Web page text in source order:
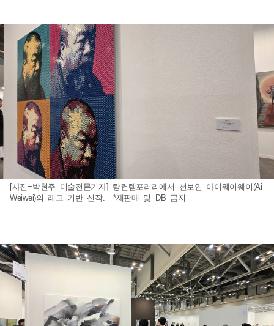
[사진=박현주 미술전문기자] 탕컨템포러리에서 선보인 아이웨이웨이(Ai
Weiwei)의 레고 기반 신작. *재판매 및 DB 금지